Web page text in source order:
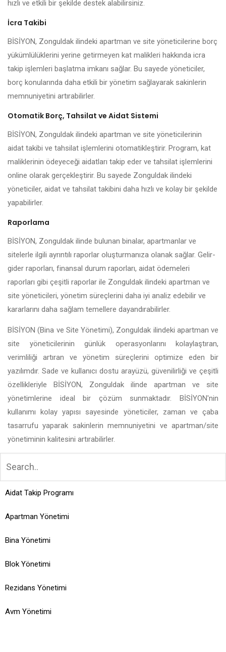
hızlı ve etkili bir şekilde destek alabilirsiniz.
İcra Takibi
BİSİYON, Zonguldak ilindeki apartman ve site yöneticilerine borç
yükümlülüklerini yerine getirmeyen kat malikleri hakkında icra
takip işlemleri başlatma imkanı sağlar. Bu sayede yöneticiler,
borç konularında daha etkili bir yönetim sağlayarak sakinlerin
memnuniyetini artırabilirler.
Otomatik Borç, Tahsilat ve Aidat Sistemi
BİSİYON, Zonguldak ilindeki apartman ve site yöneticilerinin
aidat takibi ve tahsilat işlemlerini otomatikleştirir. Program, kat
maliklerinin ödeyeceği aidatları takip eder ve tahsilat işlemlerini
online olarak gerçekleştirir. Bu sayede Zonguldak ilindeki
yöneticiler, aidat ve tahsilat takibini daha hızlı ve kolay bir şekilde
yapabilirler.
Raporlama
BİSİYON, Zonguldak ilinde bulunan binalar, apartmanlar ve
sitelerle ilgili ayrıntılı raporlar oluşturmanıza olanak sağlar. Gelir-
gider raporları, finansal durum raporları, aidat ödemeleri
raporları gibi çeşitli raporlar ile Zonguldak ilindeki apartman ve
site yöneticileri, yönetim süreçlerini daha iyi analiz edebilir ve
kararlarını daha sağlam temellere dayandırabilirler.
BİSİYON (Bina ve Site Yönetimi), Zonguldak ilindeki apartman ve
site yöneticilerinin günlük operasyonlarını kolaylaştıran,
verimliliği artıran ve yönetim süreçlerini optimize eden bir
yazılımdır. Sade ve kullanıcı dostu arayüzü, güvenilirliği ve çeşitli
özellikleriyle BİSİYON, Zonguldak ilinde apartman ve site
yönetimlerine ideal bir çözüm sunmaktadır. BİSİYON'nin
kullanımı kolay yapısı sayesinde yöneticiler, zaman ve çaba
tasarrufu yaparak sakinlerin memnuniyetini ve apartman/site
yönetiminin kalitesini artırabilirler.
Aidat Takip Programı
Apartman Yönetimi
Bina Yönetimi
Blok Yönetimi
Rezidans Yönetimi
Avm Yönetimi